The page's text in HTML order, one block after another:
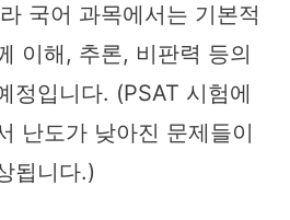
국어 과목에서는 기본적
이해, 추론, 비판력 등의
정입니다. (PSAT 시험에
난도가 낮아진 문제들이
됩니다.)